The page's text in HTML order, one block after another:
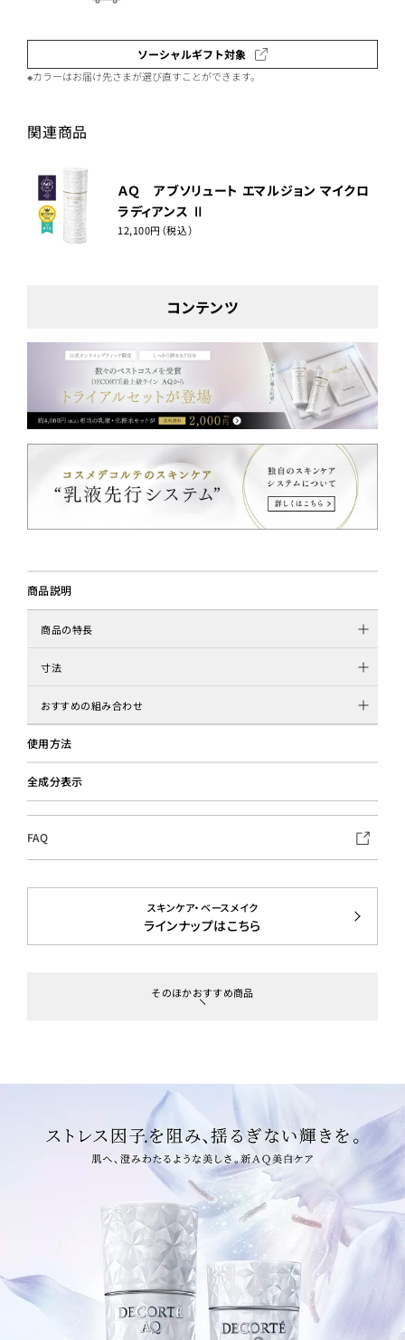
ソーシャルギフト対象
※カラーはお届け先さまが選び直すことができます。
関連商品
ＡＱ アブソリュート エマルジョン マイクロ
ラディアンス Ⅱ
12,100円（税込）
コンテンツ
商品説明
商品の特長
寸法
おすすめの組み合わせ
使用方法
全成分表示
FAQ
スキンケア・ベースメイク
ラインナップはこちら
そのほかおすすめ商品